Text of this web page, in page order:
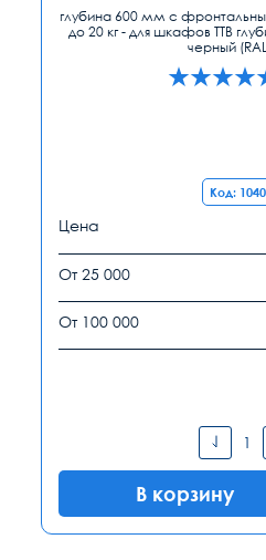
глубина 600 мм с
до 20 кг - для шкафов TTB
черный
Код:
Цена
От 25 000
От 100 000
В корзину